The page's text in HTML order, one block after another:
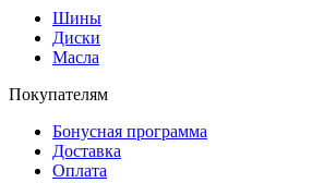
Шины
Диски
Масла
Покупателям
Бонусная программа
Доставка
Оплата